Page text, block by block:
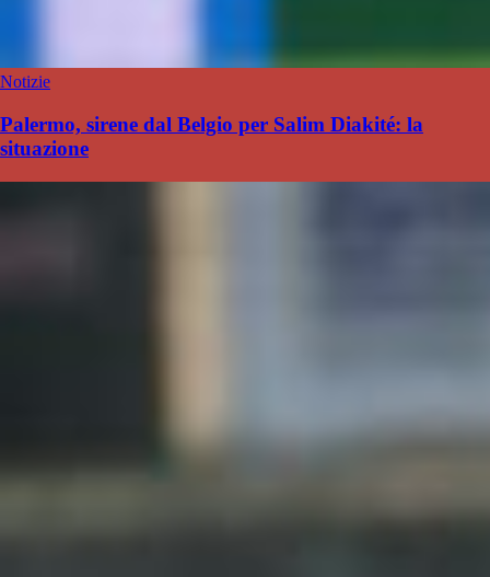
Notizie
Palermo, sirene dal Belgio per Salim Diakité: la
situazione